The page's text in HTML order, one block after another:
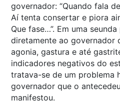
governador: “Quando fala
Aí tenta consertar e piora
Que fase…”. Em uma
diretamente ao governador
agonia, gastura e até
indicadores negativos do
tratava-se de um problema
governador que o
manifestou.